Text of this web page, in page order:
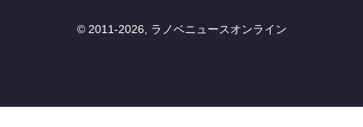
© 2011-2026, ラノベニュースオンライン